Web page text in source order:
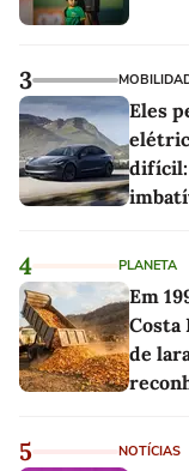
3
Eles
difícil:
4 PLANETA
Em
Costa
de
5 NOTÍCIAS